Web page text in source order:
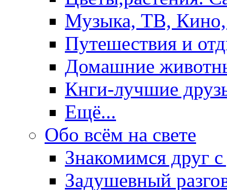
Музыка, ТВ,
Путешествия и
Домашние
Кнги-лучшие
Ещё...
Обо всём на свете
Знакомимся друг
Задушевный